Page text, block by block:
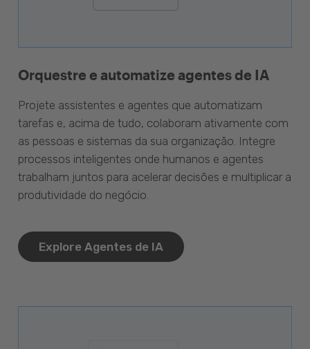
Orquestre e automatize agentes de IA
Projete assistentes e agentes que automatizam
tarefas e, acima de tudo, colaboram ativamente com
as pessoas e sistemas da sua organização. Integre
processos inteligentes onde humanos e agentes
trabalham juntos para acelerar decisões e multiplicar a
produtividade do negócio.
Explore Agentes de IA